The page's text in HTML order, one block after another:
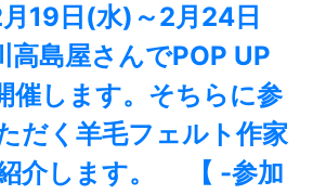
19日(水)～2月24日
高島屋さんでPOP UP
催します。そちらに参
だく羊毛フェルト作家
介します。 【 -参加